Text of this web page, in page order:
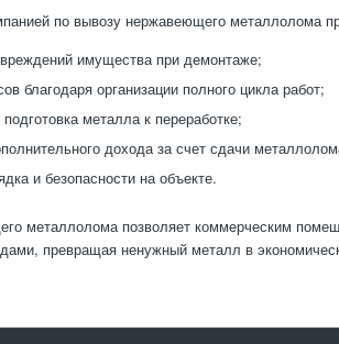
по вывозу нержавеющего металлолома
имущества при демонтаже;
благодаря организации полного цикла работ;
металла к переработке;
дохода за счет сдачи
и безопасности на объекте.
металлолома позволяет коммерческим
превращая ненужный металл в